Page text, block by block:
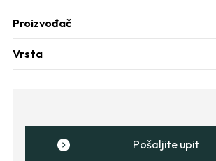
Proizvođač
Vrsta
Pošaljite upit